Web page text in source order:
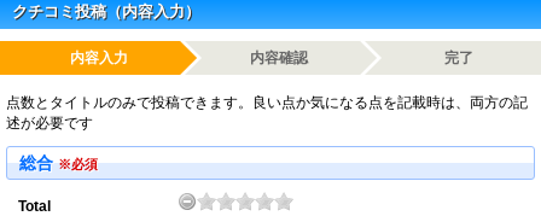
クチコミ投稿（内容入力）
内容入力 内容確認 完了
点数とタイトルのみで投稿できます。良い点か気になる点を記載時は、両方の記
述が必要です
総合※必須
Total